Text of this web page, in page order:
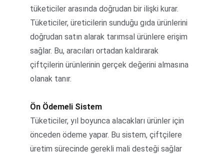
tüketiciler arasında doğrudan bir ilişki kurar.
Tüketiciler, üreticilerin sunduğu gıda ürünlerini
doğrudan satın alarak tarımsal ürünlere erişim
sağlar. Bu, aracıları ortadan kaldırarak
çiftçilerin ürünlerinin gerçek değerini almasına
olanak tanır.
Ön Ödemeli Sistem
Tüketiciler, yıl boyunca alacakları ürünler için
önceden ödeme yapar. Bu sistem, çiftçilere
üretim sürecinde gerekli mali desteği sağlar